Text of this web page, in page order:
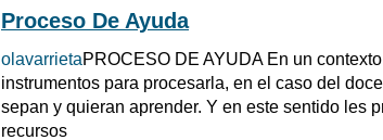
Proceso De Ayuda
olavarrietaPROCESO DE AYUDA En un
instrumentos para procesarla, en el caso del
sepan y quieran aprender. Y en este sentido les
recursos